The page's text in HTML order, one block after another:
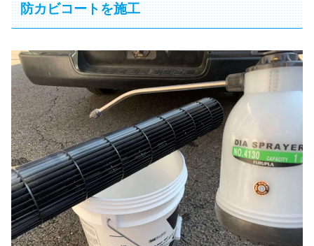
防カビコートを施工